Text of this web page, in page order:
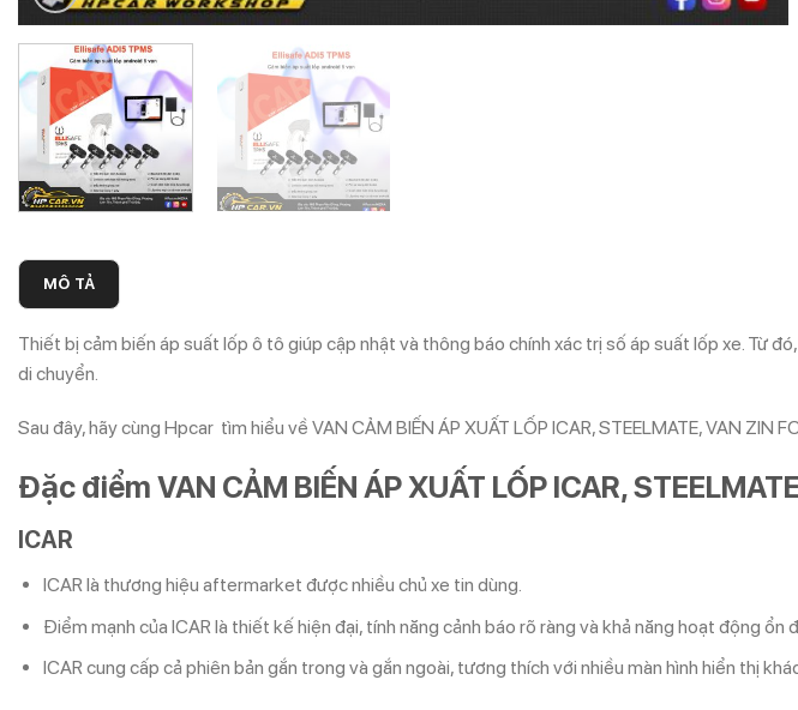
MÔ TẢ
Thiết bị cảm biến áp suất lốp ô tô giúp cập nhật và thông báo chính xác trị số áp suất lốp xe. Từ
di chuyển.
Sau đây, hãy cùng Hpcar tìm hiểu về VAN CẢM BIẾN ÁP XUẤT LỐP ICAR, STEELMATE, VAN ZIN
Đặc điểm VAN CẢM BIẾN ÁP XUẤT LỐP ICAR,
ICAR
ICAR là thương hiệu aftermarket được nhiều chủ xe tin dùng.
Điểm mạnh của ICAR là thiết kế hiện đại, tính năng cảnh báo rõ ràng và khả năng hoạt động ổn
ICAR cung cấp cả phiên bản gắn trong và gắn ngoài, tương thích với nhiều màn hình hiển thị